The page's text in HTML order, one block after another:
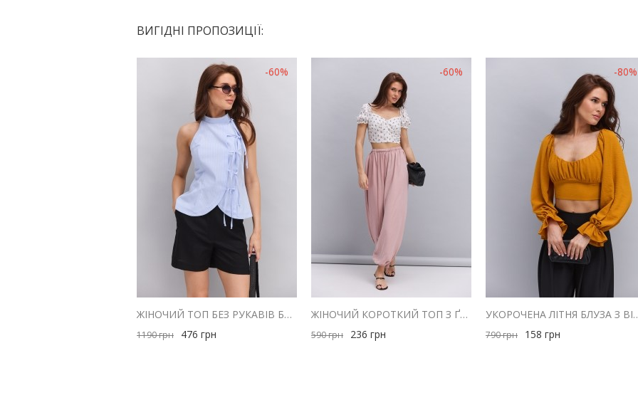
ВИГІДНІ ПРОПОЗИЦІЇ:
-60%
ЖІНОЧИЙ ТОП БЕЗ РУКАВІВ БЛАКИТНИЙ В ТОНКУ СМУЖКУ ІЗ ЗАВ'ЯЗКАМИ СПЕРЕДУ
1190грн 476 грн
-60%
ЖІНОЧИЙ КОРОТКИЙ ТОП З ҐУДЗИКАМИ МОЛОЧНИЙ З ЧЕРВОНИМ КВІТКОВИМ ВІЗЕРУНКОМ
590грн 236 грн
-80%
УКОРОЧЕНА ЛІТНЯ
790грн 158 грн